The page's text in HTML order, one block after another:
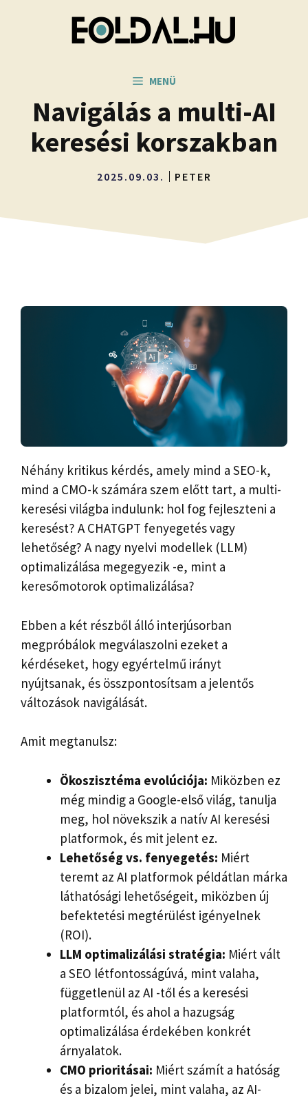
MENÜ
Navigálás a multi-AI
keresési korszakban
2025.09.03. PETER
Néhány kritikus kérdés, amely mind a SEO-k,
mind a CMO-k számára szem előtt tart, a multi-
keresési világba indulunk: hol fog fejleszteni a
keresést? A CHATGPT fenyegetés vagy
lehetőség? A nagy nyelvi modellek (LLM)
optimalizálása megegyezik -e, mint a
keresőmotorok optimalizálása?
Ebben a két részből álló interjúsorban
megpróbálok megválaszolni ezeket a
kérdéseket, hogy egyértelmű irányt
nyújtsanak, és összpontosítsam a jelentős
változások navigálását.
Amit megtanulsz:
Ökoszisztéma evolúciója: Miközben ez
még mindig a Google-első világ, tanulja
meg, hol növekszik a natív AI keresési
platformok, és mit jelent ez.
Lehetőség vs. fenyegetés: Miért
teremt az AI platformok példátlan márka
láthatósági lehetőségeit, miközben új
befektetési megtérülést igényelnek
(ROI).
LLM optimalizálási stratégia: Miért vált
a SEO létfontosságúvá, mint valaha,
függetlenül az AI -től és a keresési
platformtól, és ahol a hazugság
optimalizálása érdekében konkrét
árnyalatok.
CMO prioritásai: Miért számít a hatóság
és a bizalom jelei, mint valaha, az AI-